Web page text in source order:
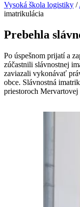
Vysoká škola logistiky /
imatrikulácia
Prebehla
Po úspešnom prijatí a
zúčastnili slávnostnej
zaviazali vykonávať
obce. Slávnostná
priestoroch Mervartovej